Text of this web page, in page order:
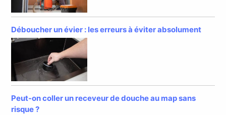
Déboucher un évier : les erreurs à éviter absolument
Peut-on coller un receveur de douche au map sans
risque ?